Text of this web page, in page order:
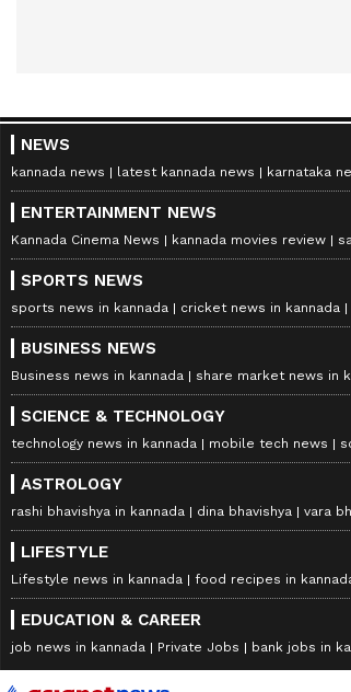
NEWS
kannada news latest kannada news karnataka
ENTERTAINMENT NEWS
Kannada Cinema News kannada movies review
SPORTS NEWS
sports news in kannada cricket news in kannada
BUSINESS NEWS
Business news in kannada share market news in
SCIENCE & TECHNOLOGY
technology news in kannada mobile tech news
ASTROLOGY
rashi bhavishya in kannada dina bhavishya vara
LIFESTYLE
Lifestyle news in kannada food recipes in
EDUCATION & CAREER
job news in kannada Private Jobs bank jobs in